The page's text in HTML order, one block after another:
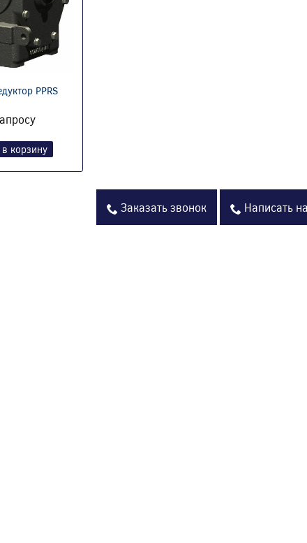
PPRS
в корзину
Заказать звонок Написать